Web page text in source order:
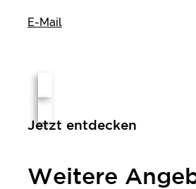
E-Mail
Jetzt entdecken
Weitere